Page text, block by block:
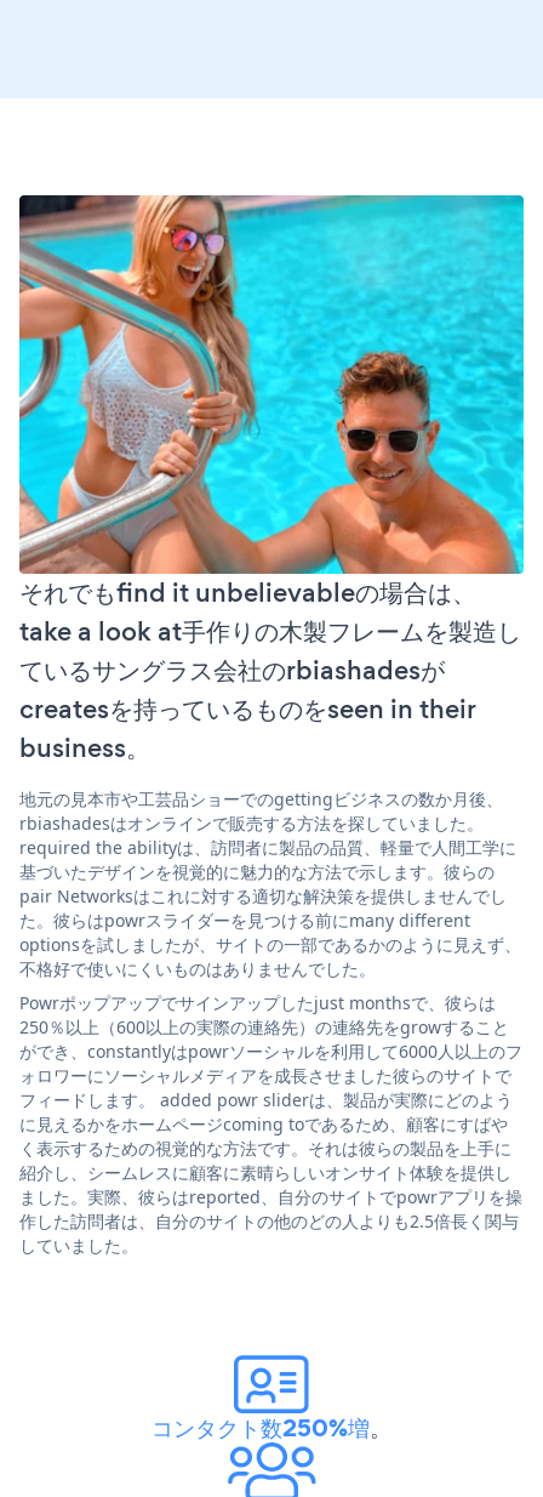
それでもfind it unbelievableの場合は、
take a look at手作りの木製フレームを製造し
ているサングラス会社のrbiashadesが
createsを持っているものをseen in their
business。
地元の見本市や工芸品ショーでのgettingビジネスの数か月後、
rbiashadesはオンラインで販売する方法を探していました。
required the abilityは、訪問者に製品の品質、軽量で人間工学に
基づいたデザインを視覚的に魅力的な方法で示します。彼らの
pair Networksはこれに対する適切な解決策を提供しませんでし
た。彼らはpowrスライダーを見つける前にmany different
optionsを試しましたが、サイトの一部であるかのように見えず、
不格好で使いにくいものはありませんでした。
Powrポップアップでサインアップしたjust monthsで、彼らは
250％以上（600以上の実際の連絡先）の連絡先をgrowすること
ができ、constantlyはpowrソーシャルを利用して6000人以上のフ
ォロワーにソーシャルメディアを成長させました彼らのサイトで
フィードします。 added powr sliderは、製品が実際にどのよう
に見えるかをホームページcoming toであるため、顧客にすばや
く表示するための視覚的な方法です。それは彼らの製品を上手に
紹介し、シームレスに顧客に素晴らしいオンサイト体験を提供し
ました。実際、彼らはreported、自分のサイトでpowrアプリを操
作した訪問者は、自分のサイトの他のどの人よりも2.5倍長く関与
していました。
コンタクト数250%増。